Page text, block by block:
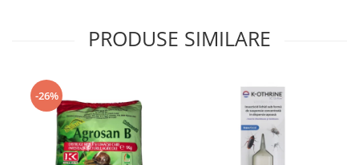
PRODUSE SIMILARE
-26%